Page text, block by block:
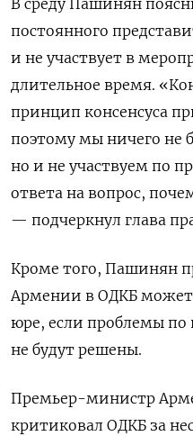
постоянного
и не участвует в
длительное время. «
принцип консенсуса
поэтому мы ничего не
но и не участвуем по
ответа на вопрос,
— подчеркнул глава
Кроме того, Пашинян
Армении в ОДКБ
юре, если проблемы по
не будут решены.
Премьер-министр
критиковал ОДКБ за